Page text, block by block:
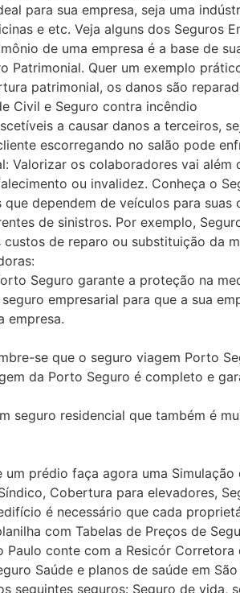
para sua empresa, seja uma
e etc. Veja alguns dos Seguros
de uma empresa é a base de
Patrimonial. Quer um exemplo
patrimonial, os danos são
Civil e Seguro contra incêndio
a causar danos a terceiros,
escorregando no salão pode
Valorizar os colaboradores vai
ou invalidez. Conheça o
que dependem de veículos para
de sinistros. Por exemplo,
de reparo ou substituição da
Seguro garante a proteção na
empresarial para que a sua
empresa.
se que o seguro viagem Porto
da Porto Seguro é completo e
seguro residencial que também é
prédio faça agora uma
Cobertura para elevadores,
é necessário que cada
com Tabelas de Preços de
Paulo conte com a Resicór
Saúde e planos de saúde em
seguintes seguros: Seguro de vida,